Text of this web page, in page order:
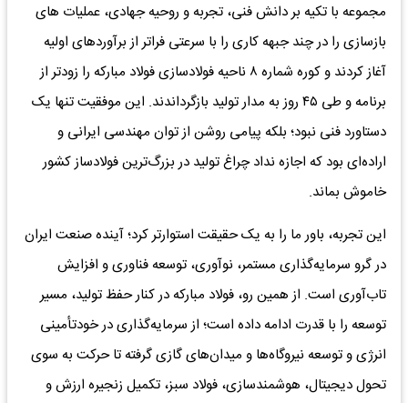
مجموعه با تکیه بر دانش فنی، تجربه و روحیه جهادی، عملیات های
بازسازی را در چند جبهه کاری را با سرعتی فراتر از برآوردهای اولیه
آغاز کردند و کوره‌ شماره ۸ ناحیه فولادسازی فولاد مبارکه را زودتر از
برنامه و طی ۴۵ روز به مدار تولید بازگرداندند. این موفقیت تنها یک
دستاورد فنی نبود؛ بلکه پیامی روشن از توان مهندسی ایرانی و
اراده‌ای بود که اجازه نداد چراغ تولید در بزرگ‌ترین فولادساز کشور
خاموش بماند.
این تجربه، باور ما را به یک حقیقت استوارتر کرد؛ آینده صنعت ایران
در گرو سرمایه‌گذاری مستمر، نوآوری، توسعه فناوری و افزایش
تاب‌آوری است. از همین رو، فولاد مبارکه در کنار حفظ تولید، مسیر
توسعه را با قدرت ادامه داده است؛ از سرمایه‌گذاری در خودتأمینی
انرژی و توسعه نیروگاه‌ها و میدان‌های گازی گرفته تا حرکت به سوی
تحول دیجیتال، هوشمندسازی، فولاد سبز، تکمیل زنجیره ارزش و